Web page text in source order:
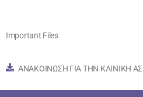
Important Files
ΑΝΑΚΟΙΝΩΣΗ ΓΙΑ ΤΗΝ ΚΛΙΝΙΚΗ